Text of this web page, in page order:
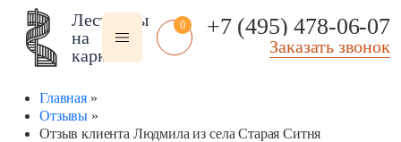
Лестницы
на
каркасе
0 +7 (495) 478-06-07
Заказать звонок
Главная »
Отзывы »
Отзыв клиента Людмила из села Старая Ситня